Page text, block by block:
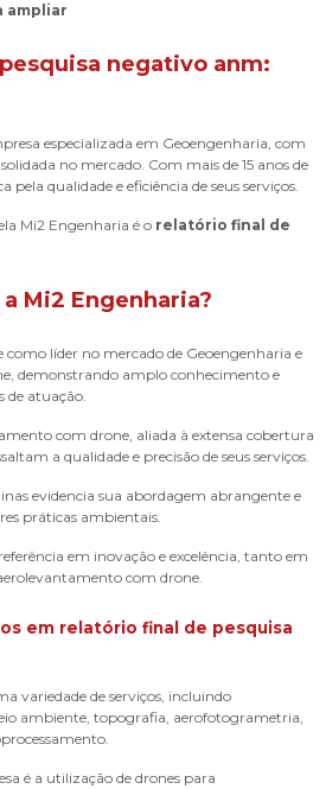
ampliar
negativo anm:
especializada em Geoengenharia, com
no mercado. Com mais de 15 anos de
pela qualidade e eficiência de seus serviços.
Mi2 Engenharia é o relatório final de
Mi2 Engenharia?
como líder no mercado de Geoengenharia e
demonstrando amplo conhecimento e
de atuação.
com drone, aliada à extensa cobertura
a qualidade e precisão de seus serviços.
evidencia sua abordagem abrangente e
práticas ambientais.
em inovação e excelência, tanto em
com drone.
em relatório final de pesquisa
variedade de serviços, incluindo
ambiente, topografia, aerofotogrametria,
é a utilização de drones para